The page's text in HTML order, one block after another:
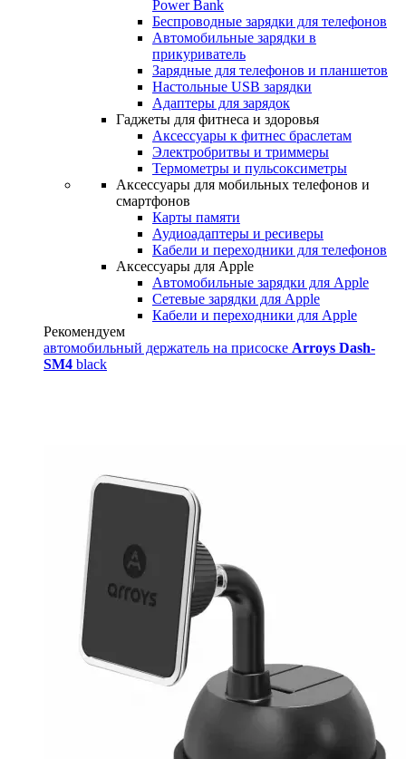
Power Bank
Беспроводные зарядки для телефонов
Автомобильные зарядки в
прикуриватель
Зарядные для телефонов и планшетов
Настольные USB зарядки
Адаптеры для зарядок
Гаджеты для фитнеса и здоровья
Аксессуары к фитнес браслетам
Электробритвы и триммеры
Термометры и пульсоксиметры
Аксессуары для мобильных телефонов и
смартфонов
Карты памяти
Аудиоадаптеры и ресиверы
Кабели и переходники для телефонов
Аксессуары для Apple
Автомобильные зарядки для Apple
Сетевые зарядки для Apple
Кабели и переходники для Apple
Рекомендуем
автомобильный держатель на присоске Arroys Dash-
SM4 black